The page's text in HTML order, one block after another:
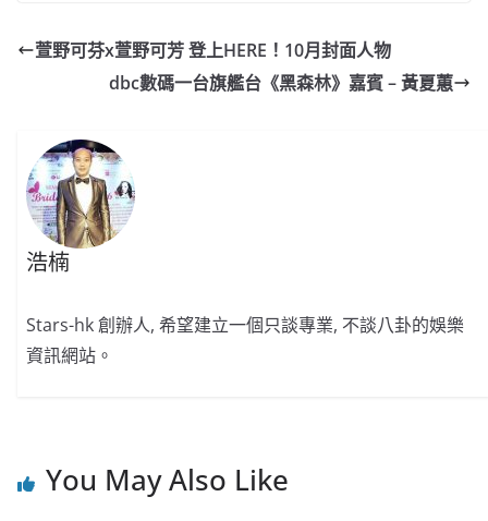
e
o
k
W
ei
o
s
A
h
at
er l y
Li
萱野可芬x萱野可芳 登上HERE！10月封面人物
dbc數碼一台旗艦台《黑森林》嘉賓 – 黃夏蕙
浩楠
Stars-hk 創辦人, 希望建立一個只談專業, 不談八卦的娛樂
資訊網站。
You May Also Like